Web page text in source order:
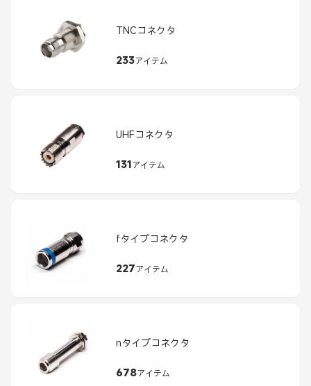
TNCコネクタ
233アイテム
UHFコネクタ
131アイテム
fタイプコネクタ
227アイテム
nタイプコネクタ
678アイテム